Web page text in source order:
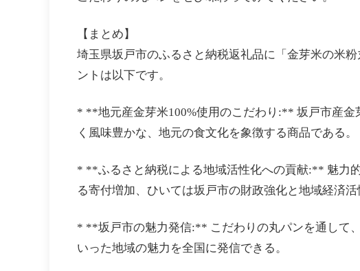
【まとめ】
埼玉県坂戸市のふるさと納税返礼品に「金芽米の米
ントは以下です。
* **地元産金芽米100%使用のこだわり:** 坂戸市産
く風味豊かな、地元の食文化を象徴する商品である。
* **ふるさと納税による地域活性化への貢献:** 魅力
る寄付増加、ひいては坂戸市の財政強化と地域経済活
* **坂戸市の魅力発信:** こだわりの丸パンを通して
いった地域の魅力を全国に発信できる。